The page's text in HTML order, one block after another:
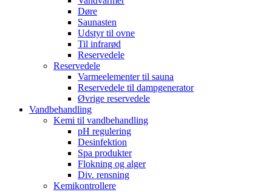
Døre
Saunasten
Udstyr til ovne
Til infrarød
Reservedele
Reservedele
Varmeelementer til sauna
Reservedele til dampgenerator
Øvrige reservedele
Vandbehandling
Kemi til vandbehandling
pH regulering
Desinfektion
Spa produkter
Flokning og alger
Div. rensning
Kemikontrollere